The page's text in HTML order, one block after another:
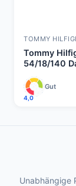
TOMMY
Tommy
54/18/140
4,0
Gut
Unabhängige